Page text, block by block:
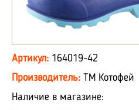
Артикул: 164019-42
Производитель: ТМ Котофей
Наличие в магазине: